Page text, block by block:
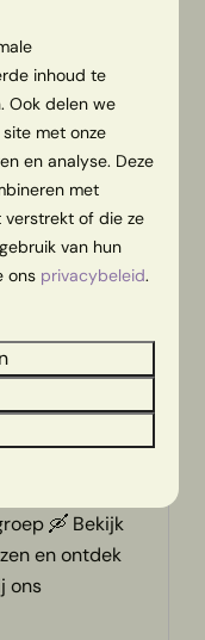
🛶 Bekijk
en ontdek
ons
inhoud te
Ook delen we
met onze
en analyse. Deze
met
of die ze
van hun
ons privacybeleid.